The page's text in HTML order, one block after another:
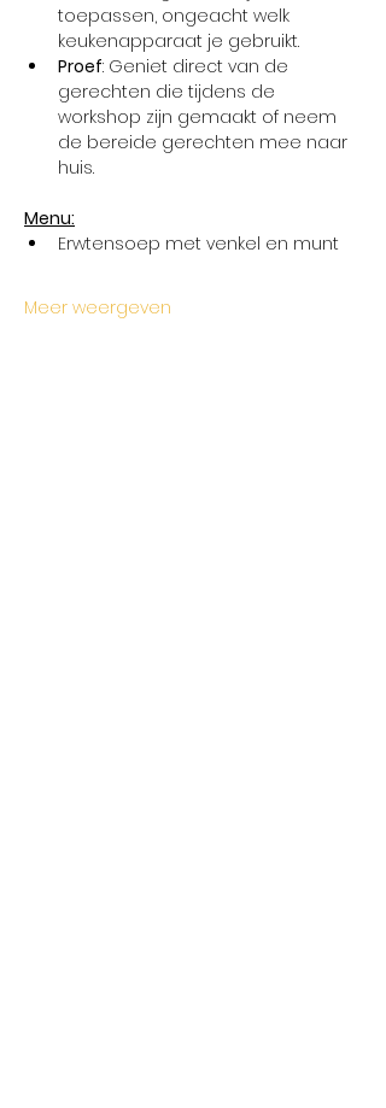
toepassen, ongeacht welk
keukenapparaat je gebruikt.
Proef: Geniet direct van de
gerechten die tijdens de
workshop zijn gemaakt of neem
de bereide gerechten mee naar
huis.
Menu:
Erwtensoep met venkel en munt
Meer weergeven